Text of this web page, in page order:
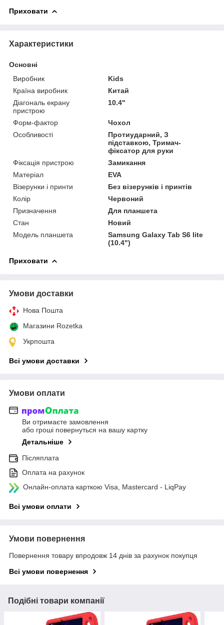
Приховати
Характеристики
Основні
Виробник
Kids
Країна виробник
Китай
Діагональ екрану
пристрою
10.4"
Форм-фактор
Чохол
Особливості
Протиударний, З
підставкою, Тримач-
фіксатор для руки
Фіксація пристрою
Замикання
Матеріал
EVA
Візерунки і принти
Без візерунків і принтів
Колір
Червоний
Призначення
Для планшета
Стан
Новий
Модель планшета
Samsung Galaxy Tab S6 lite
(10.4")
Приховати
Умови доставки
Нова Пошта
Магазини Rozetka
Укрпошта
Всі умови доставки
Умови оплати
Ви отримаєте замовлення
або гроші повернуться на вашу картку
Детальніше
Післяплата
Оплата на рахунок
Онлайн-оплата карткою Visa, Mastercard - LiqPay
Всі умови оплати
Умови повернення
Повернення товару впродовж 14 днів за рахунок покупця
Всі умови повернення
Подібні товари компанії